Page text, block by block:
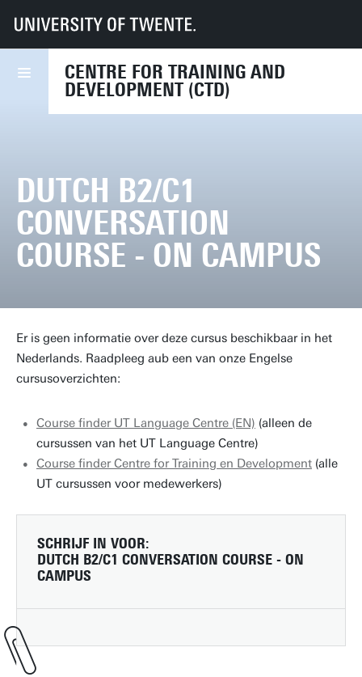
CENTRE FOR TRAINING AND
DEVELOPMENT (CTD)
UT Diensten HR CTD
Course finder
Dutch B2/C1 Conversation course - on campus
DUTCH B2/C1
CONVERSATION
COURSE - ON CAMPUS
Er is geen informatie over deze cursus beschikbaar in het
Nederlands. Raadpleeg aub een van onze Engelse
cursusoverzichten:
Course finder UT Language Centre (EN) (alleen de
cursussen van het UT Language Centre)
Course finder Centre for Training en Development (alle
UT cursussen voor medewerkers)
SCHRIJF IN VOOR:
DUTCH B2/C1 CONVERSATION COURSE - ON
CAMPUS